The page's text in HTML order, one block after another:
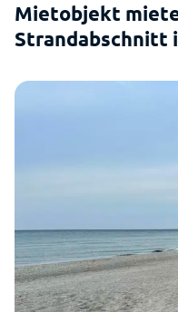
Mietobjekt
Strandabschnitt